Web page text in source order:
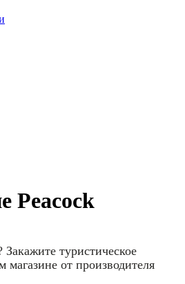
Peacock
Закажите туристическое
от производителя